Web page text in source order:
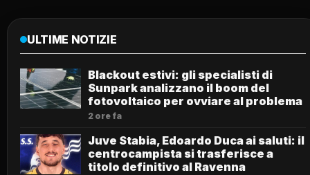
ULTIME NOTIZIE
Blackout estivi: gli specialisti di
Sunpark analizzano il boom del
fotovoltaico per ovviare al problema
2 ore fa
Juve Stabia, Edoardo Duca ai saluti: il
centrocampista si trasferisce a
titolo definitivo al Ravenna